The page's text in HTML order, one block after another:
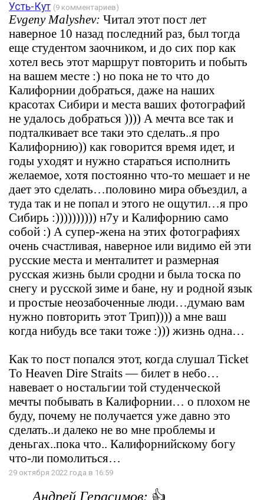
Усть-Кут (9 комментариев)
Evgeny Malyshev: Читал этот пост лет
наверное 10 назад последний раз, был тогда
еще студентом заочником, и до сих пор как
хотел весь этот маршрут повторить и побыть
на вашем месте :) но пока не то что до
Калифорнии добраться, даже на наших
красотах Сибири и места ваших фотографий
не удалось добраться )))) А мечта все так и
подталкивает все таки это сделать..я про
Калифорнию)) как говорится время идет, и
годы уходят и нужно стараться исполнить
желаемое, хотя постоянно что-то мешает и не
дает это сделать…половино мира объездил, а
туда так и не попал и этого не ощутил…я про
Сибирь :)))))))))) н7у и Калифорнию само
собой :) А супер-жена на этих фотографиях
очень счастливая, наверное или видимо ей эти
русские места и менталитет и размерная
русская жизнь были сродни и была тоска по
снегу и русской зиме и бане, ну и родной язык
и простые неозабоченные люди…думаю вам
нужно повторить этот Трип)))) а мне ваш
когда нибудь все таки тоже :))) жизнь одна…
Как то пост попался этот, когда слушал Ticket
To Heaven Dire Straits — билет в небо…
навевает о ностальгии той студенческой
мечты побывать в Калифорнии… о плохом не
буду, почему не получается уже давно это
сделать..и далеко не во мне проблемы и
деньгах..пока что.. Калифорнийскому богу
что-ли помолиться…
29 октября 2022 года в 16:59
Андрей Герасимов: 👍